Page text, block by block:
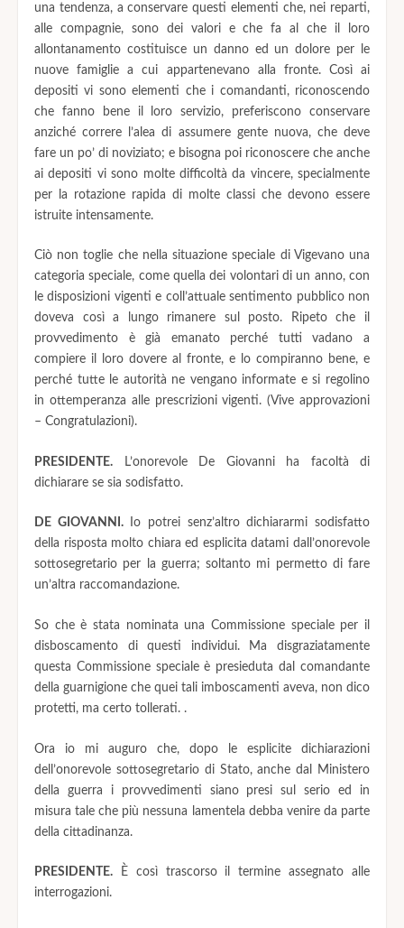
una tendenza, a conservare questi elementi che, nei reparti,
alle compagnie, sono dei valori e che fa al che il loro
allontanamento costituisce un danno ed un dolore per le
nuove famiglie a cui appartenevano alla fronte. Così ai
depositi vi sono elementi che i comandanti, riconoscendo
che fanno bene il loro servizio, preferiscono conservare
anziché correre l’alea di assumere gente nuova, che deve
fare un po’ di noviziato; e bisogna poi riconoscere che anche
ai depositi vi sono molte difficoltà da vincere, specialmente
per la rotazione rapida di molte classi che devono essere
istruite intensamente.
Ciò non toglie che nella situazione speciale di Vigevano una
categoria speciale, come quella dei volontari di un anno, con
le disposizioni vigenti e coll’attuale sentimento pubblico non
doveva così a lungo rimanere sul posto. Ripeto che il
provvedimento è già emanato perché tutti vadano a
compiere il loro dovere al fronte, e lo compiranno bene, e
perché tutte le autorità ne vengano informate e si regolino
in ottemperanza alle prescrizioni vigenti. (Vive approvazioni
– Congratulazioni).
PRESIDENTE. L’onorevole De Giovanni ha facoltà di
dichiarare se sia sodisfatto.
DE GIOVANNI.Io potrei senz’altro dichiararmi sodisfatto
della risposta molto chiara ed esplicita datami dall’onorevole
sottosegretario per la guerra; soltanto mi permetto di fare
un’altra raccomandazione.
So che è stata nominata una Commissione speciale per il
disboscamento di questi individui. Ma disgraziatamente
questa Commissione speciale è presieduta dal comandante
della guarnigione che quei tali imboscamenti aveva, non dico
protetti, ma certo tollerati. .
Ora io mi auguro che, dopo le esplicite dichiarazioni
dell’onorevole sottosegretario di Stato, anche dal Ministero
della guerra i provvedimenti siano presi sul serio ed in
misura tale che più nessuna lamentela debba venire da parte
della cittadinanza.
PRESIDENTE. È così trascorso il termine assegnato alle
interrogazioni.